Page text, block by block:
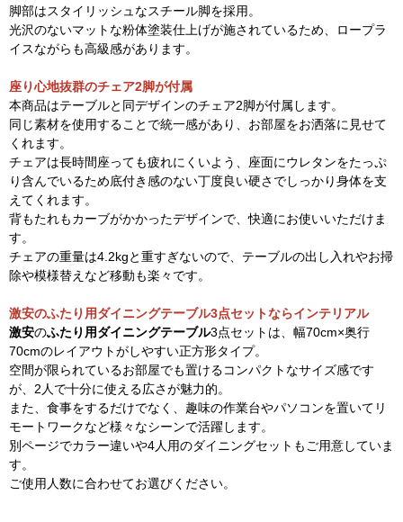
脚部はスタイリッシュなスチール脚を採用。
光沢のないマットな粉体塗装仕上げが施されているため、ロープラ
イスながらも高級感があります。
座り心地抜群のチェア2脚が付属
本商品はテーブルと同デザインのチェア2脚が付属します。
同じ素材を使用することで統一感があり、お部屋をお洒落に見せて
くれます。
チェアは長時間座っても疲れにくいよう、座面にウレタンをたっぷ
り含んでいるため底付き感のない丁度良い硬さでしっかり身体を支
えてくれます。
背もたれもカーブがかかったデザインで、快適にお使いいただけま
す。
チェアの重量は4.2kgと重すぎないので、テーブルの出し入れやお掃
除や模様替えなど移動も楽々です。
激安のふたり用ダイニングテーブル3点セットならインテリアル
激安のふたり用ダイニングテーブル3点セットは、幅70cm×奥行
70cmのレイアウトがしやすい正方形タイプ。
空間が限られているお部屋でも置けるコンパクトなサイズ感です
が、2人で十分に使える広さが魅力的。
また、食事をするだけでなく、趣味の作業台やパソコンを置いてリ
モートワークなど様々なシーンで活躍します。
別ページでカラー違いや4人用のダイニングセットもご用意していま
す。
ご使用人数に合わせてお選びください。